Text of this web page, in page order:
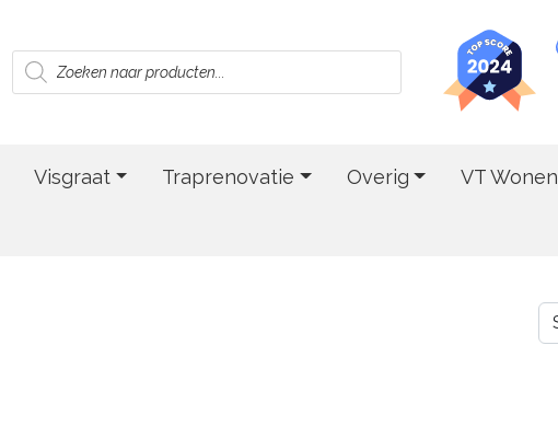
Producten
zoeken
Visgraat Traprenovatie Overig VT Wonen